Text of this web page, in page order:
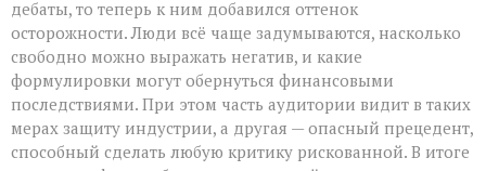
дебаты, то теперь к ним добавился оттенок
осторожности. Люди всё чаще задумываются, насколько
свободно можно выражать негатив, и какие
формулировки могут обернуться финансовыми
последствиями. При этом часть аудитории видит в таких
мерах защиту индустрии, а другая — опасный прецедент,
способный сделать любую критику рискованной. В итоге